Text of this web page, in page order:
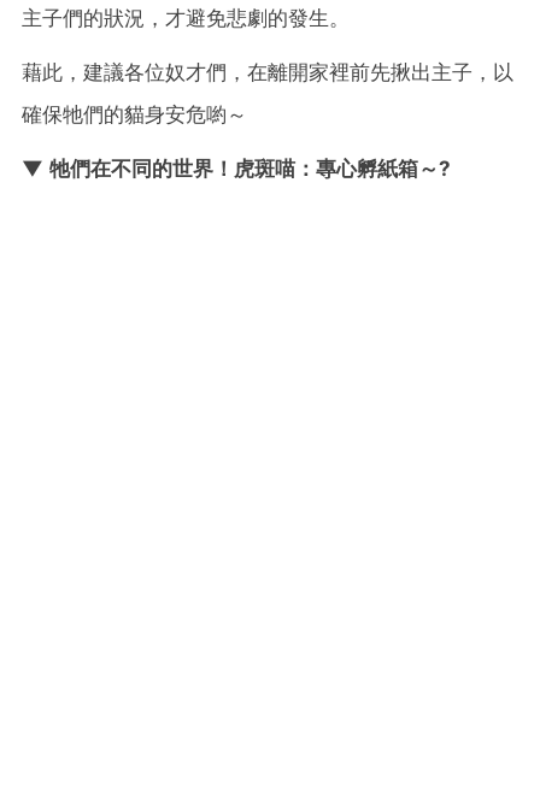
主子們的狀況，才避免悲劇的發生。
藉此，建議各位奴才們，在離開家裡前先揪出主子，以
確保牠們的貓身安危喲～
▼ 牠們在不同的世界！虎斑喵：專心孵紙箱～?